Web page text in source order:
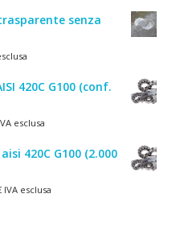
senza
420C G100 (conf.
esclusa
420C G100 (2.000
IVA esclusa